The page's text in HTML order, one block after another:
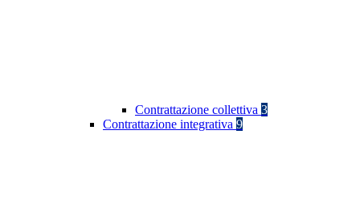
Contrattazione collettiva 3
Contrattazione integrativa 9